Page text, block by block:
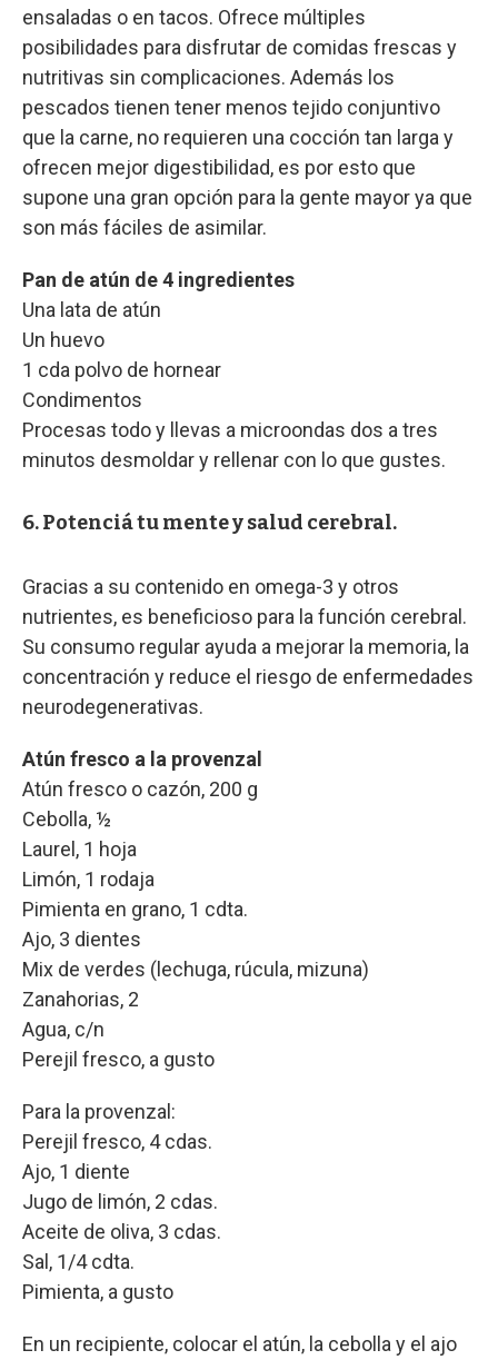
ensaladas o en tacos. Ofrece múltiples
posibilidades para disfrutar de comidas frescas y
nutritivas sin complicaciones. Además los
pescados tienen tener menos tejido conjuntivo
que la carne, no requieren una cocción tan larga y
ofrecen mejor digestibilidad, es por esto que
supone una gran opción para la gente mayor ya que
son más fáciles de asimilar.
Pan de atún de 4 ingredientes
Una lata de atún
Un huevo
1 cda polvo de hornear
Condimentos
Procesas todo y llevas a microondas dos a tres
minutos desmoldar y rellenar con lo que gustes.
6. Potenciá tu mente y salud cerebral.
Gracias a su contenido en omega-3 y otros
nutrientes, es beneficioso para la función cerebral.
Su consumo regular ayuda a mejorar la memoria, la
concentración y reduce el riesgo de enfermedades
neurodegenerativas.
Atún fresco a la provenzal
Atún fresco o cazón, 200 g
Cebolla, ½
Laurel, 1 hoja
Limón, 1 rodaja
Pimienta en grano, 1 cdta.
Ajo, 3 dientes
Mix de verdes (lechuga, rúcula, mizuna)
Zanahorias, 2
Agua, c/n
Perejil fresco, a gusto
Para la provenzal:
Perejil fresco, 4 cdas.
Ajo, 1 diente
Jugo de limón, 2 cdas.
Aceite de oliva, 3 cdas.
Sal, 1/4 cdta.
Pimienta, a gusto
En un recipiente, colocar el atún, la cebolla y el ajo